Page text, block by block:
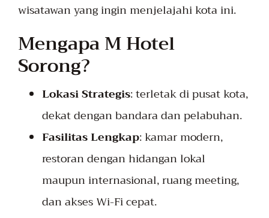
wisatawan yang ingin menjelajahi kota ini.
Mengapa M Hotel
Sorong?
Lokasi Strategis: terletak di pusat kota,
dekat dengan bandara dan pelabuhan.
Fasilitas Lengkap: kamar modern,
restoran dengan hidangan lokal
maupun internasional, ruang meeting,
dan akses Wi-Fi cepat.